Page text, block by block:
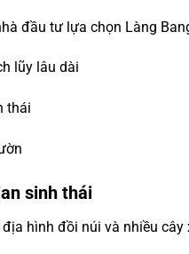
đầu tư lựa chọn Làng
lũy lâu dài
thái
sinh thái
hình đồi núi và nhiều